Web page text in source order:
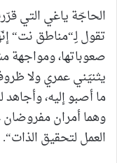
الحاجّة ياغي التي
تقول لِـ“مناطق نت“
صعوباتها، ومواجهة
يثنيَني عمري ولا
ما أصبو إليه،
وهما أمران مفروضان
العمل لتحقيق الذات“.